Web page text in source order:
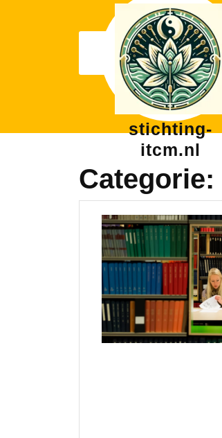
stichting-
itcm.nl
Categorie: